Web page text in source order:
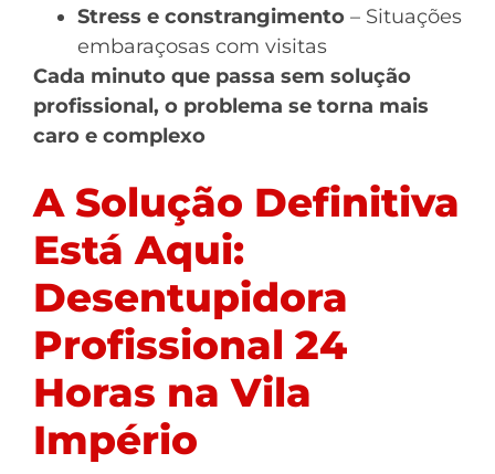
Stress e constrangimento – Situações
embaraçosas com visitas
Cada minuto que passa sem solução
profissional, o problema se torna mais
caro e complexo
A Solução Definitiva
Está Aqui:
Desentupidora
Profissional 24
Horas na Vila
Império